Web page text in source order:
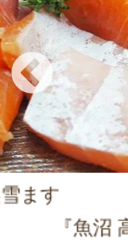
養魚場』